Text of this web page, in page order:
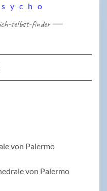
selbst-finder
Navigation
von Palermo